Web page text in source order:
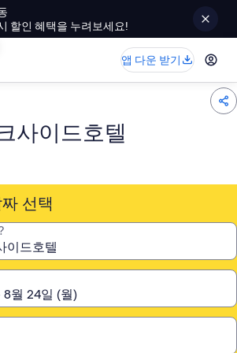
할인 혜택을 누려보세요!
앱 다운 받기
사이드호텔
선택